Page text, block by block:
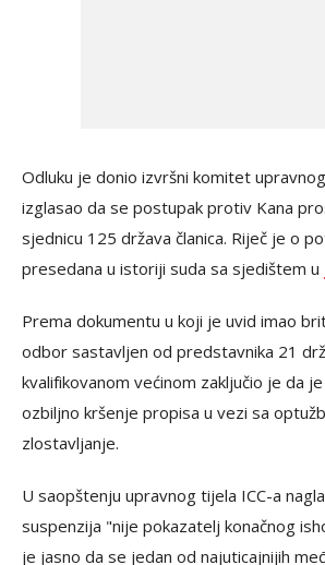
Odluku je donio izvršni komitet
izglasao da se postupak protiv Kana
sjednicu 125 država članica. Riječ je o
presedana u istoriji suda sa sjedištem u
Prema dokumentu u koji je uvid imao
odbor sastavljen od predstavnika 21
kvalifikovanom većinom zaključio je da
ozbiljno kršenje propisa u vezi sa
zlostavljanje.
U saopštenju upravnog tijela ICC-a
suspenzija "nije pokazatelj konačnog
je jasno da se jedan od najuticajnijih